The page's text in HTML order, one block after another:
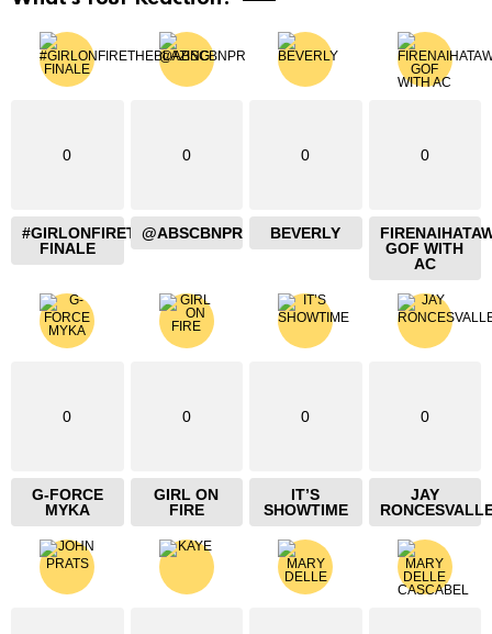
0
#GIRLONFIRETHEBLAZING
FINALE
0
@ABSCBNPR
0
BEVERLY
0
GOF WITH
AC
0
G-FORCE
MYKA
0
GIRL ON
FIRE
0
IT’S
SHOWTIME
0
JAY